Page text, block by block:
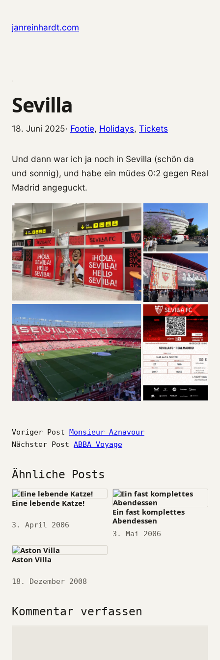
janreinhardt.com
Sevilla
18. Juni 2025· Footie, Holidays, Tickets
Und dann war ich ja noch in Sevilla (schön da
und sonnig), und habe ein müdes 0:2 gegen Real
Madrid angeguckt.
Voriger Post Monsieur Aznavour
Nächster Post ABBA Voyage
Ähnliche Posts
Eine lebende Katze!
Datum
3. April 2006
Ein fast komplettes
Abendessen
Datum
3. Mai 2006
Aston Villa
Datum
18. Dezember 2008
Kommentar verfassen